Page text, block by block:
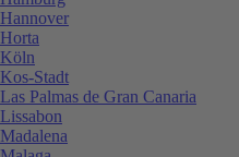
Hannover
Horta
Köln
Kos-Stadt
Las Palmas de Gran Canaria
Lissabon
Madalena